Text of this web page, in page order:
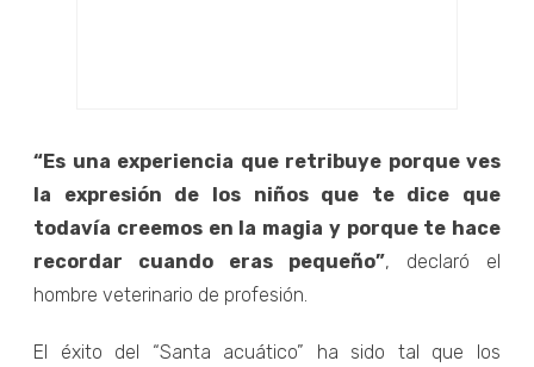
“Es una experiencia que retribuye porque ves
la expresión de los niños que te dice que
todavía creemos en la magia y porque te hace
recordar cuando eras pequeño”, declaró el
hombre veterinario de profesión.
El éxito del “Santa acuático” ha sido tal que los